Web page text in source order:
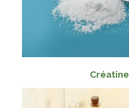
Créatine